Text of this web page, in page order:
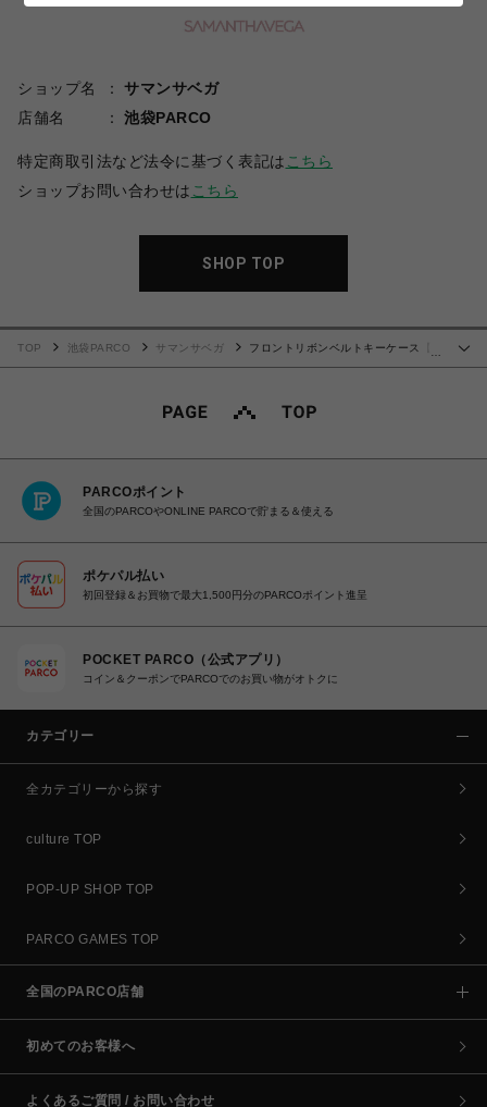
ショップ名
サマンサベガ
店舗名
池袋PARCO
特定商取引法など法令に基づく表記は こちら
ショップお問い合わせは こちら
SHOP TOP
TOP 池袋PARCO サマンサベガ
フロントリボンベルトキーケース【オ
PARCOポイント
全国のPARCOやONLINE PARCOで貯まる＆使える
ポケパル払い
初回登録＆お買物で最大1,500円分のPARCOポイント進呈
POCKET PARCO（公式アプリ）
コイン＆クーポンでPARCOでのお買い物がオトクに
カテゴリー
全カテゴリーから探す
culture TOP
POP-UP SHOP TOP
PARCO GAMES TOP
全国のPARCO店舗
初めてのお客様へ
よくあるご質問 / お問い合わせ